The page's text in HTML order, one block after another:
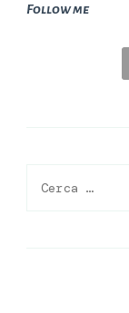
Follow me
Ricerca